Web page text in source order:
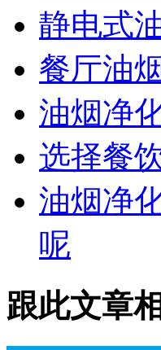
静电式
餐厅油
油烟净
选择餐
油烟净
呢
跟此文章